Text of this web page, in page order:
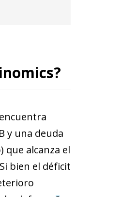
y una deuda
que alcanza el
bien el déficit